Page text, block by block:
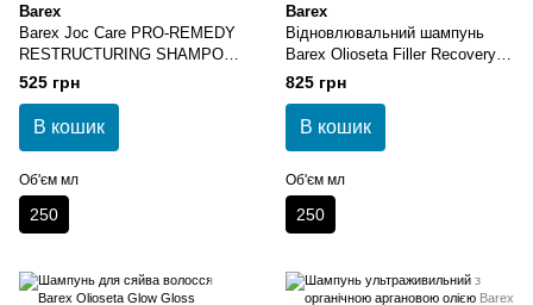
Barex
Barex Joc Care PRO-REMEDY
RESTRUCTURING SHAMPOO
Відновлюючий шампунь з
баобабом та пельвецією
жолобчастою 250 мл
525 грн
В кошик
Об'єм мл
250
Barex
Відновлювальний шампунь
Barex Olioseta Filler Recovery
Shampoo
825 грн
В кошик
Об'єм мл
250